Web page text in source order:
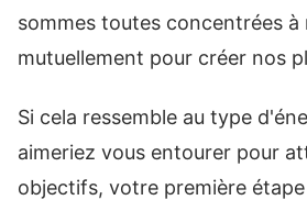
sommes toutes concentrées à
mutuellement pour créer nos
Si cela ressemble au type
aimeriez vous entourer pour
objectifs, votre première